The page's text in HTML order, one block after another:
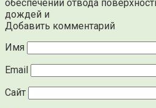
обеспечении отвода
дождей и
Добавить комментарий
Имя
Email
Сайт